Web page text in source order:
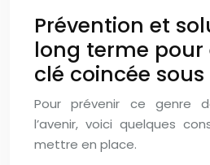
Prévention et
long terme pour
clé coincée
Pour prévenir ce genre
l’avenir, voici quelques
mettre en place.